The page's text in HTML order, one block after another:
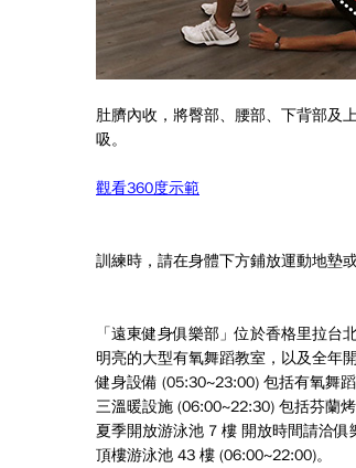
肚臍內收，將臀部、腰部、下背部及
吸。
觀看360度示範
訓練時，請在身體下方鋪放運動地墊
「遠東健身俱樂部 」位於香格里拉台
明亮的大型有氧舞蹈教室，以及全年
健身設備 (05:30~23:00) 包括有氧舞蹈
三溫暖設施 (06:00~22:30) 包括芬蘭
夏季開放游泳池 7 樓 開放時間請洽俱
頂樓游泳池 43 樓 (06:00~22:00)。